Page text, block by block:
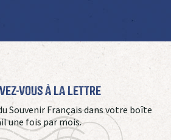
vous à La Lettre
Souvenir Français dans votre boîte
une fois par mois.